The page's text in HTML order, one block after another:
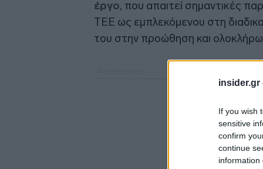
insider.gr
If you wish
sensitive
confirm
continue
information
έργο, που απαιτεί σημαντικές
ΤΕΕ ως εμπλεκόμενου στη
του στην προώθηση και